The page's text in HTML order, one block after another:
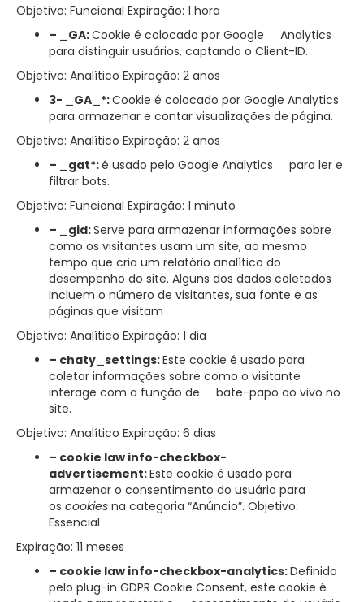
Objetivo: Funcional Expiração: 1 hora
– _GA:Cookie é colocado por Google Analytics
para distinguir usuários, captando o Client-ID.
Objetivo: Analítico Expiração: 2 anos
3- _GA_*:Cookie é colocado por Google Analytics
para armazenar e contar visualizações de página.
Objetivo: Analítico Expiração: 2 anos
– _gat*:é usado pelo Google Analytics para ler e
filtrar bots.
Objetivo: Funcional Expiração: 1 minuto
– _gid:Serve para armazenar informações sobre
como os visitantes usam um site, ao mesmo
tempo que cria um relatório analítico do
desempenho do site. Alguns dos dados coletados
incluem o número de visitantes, sua fonte e as
páginas que visitam
Objetivo: Analítico Expiração: 1 dia
– chaty_settings:Este cookie é usado para
coletar informações sobre como o visitante
interage com a função de bate-papo ao vivo no
site.
Objetivo: Analítico Expiração: 6 dias
– cookie law info-checkbox-
advertisement:Este cookie é usado para
armazenar o consentimento do usuário para
os cookies na categoria “Anúncio”. Objetivo:
Essencial
Expiração: 11 meses
– cookie law info-checkbox-analytics:Definido
pelo plug-in GDPR Cookie Consent, este cookie é